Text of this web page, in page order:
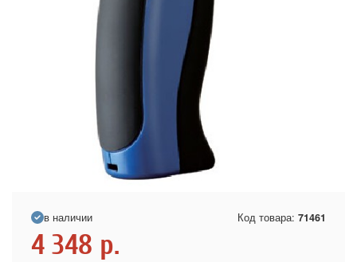
в наличии Код товара: 71461
4 348 р.